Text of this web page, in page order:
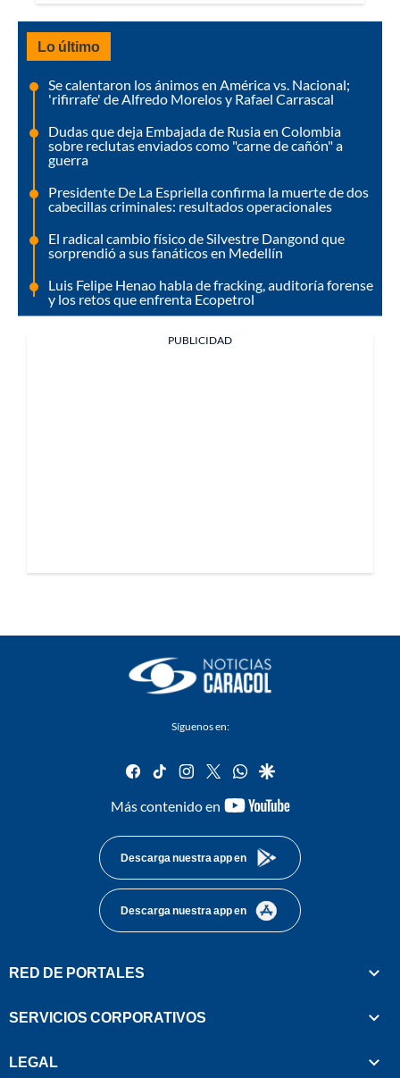
Lo último
Se calentaron los ánimos en América vs. Nacional;
'rifirrafe' de Alfredo Morelos y Rafael Carrascal
Dudas que deja Embajada de Rusia en Colombia
sobre reclutas enviados como "carne de cañón" a
guerra
Presidente De La Espriella confirma la muerte de dos
cabecillas criminales: resultados operacionales
El radical cambio físico de Silvestre Dangond que
sorprendió a sus fanáticos en Medellín
Luis Felipe Henao habla de fracking, auditoría forense
y los retos que enfrenta Ecopetrol
PUBLICIDAD
Síguenos en:
facebook
tiktok instagram
twitterwhatsapp
google
Más contenido en
youtube-
Descarga nuestra app en
Descarga nuestra app en
RED DE PORTALES
SERVICIOS CORPORATIVOS
LEGAL